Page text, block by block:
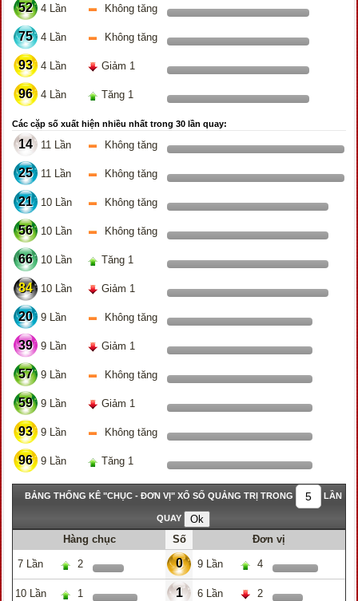
52 4 Lần Không tăng
75 4 Lần Không tăng
93 4 Lần Giảm 1
96 4 Lần Tăng 1
Các cặp số xuất hiện nhiều nhất trong 30 lần quay:
14 11 Lần Không tăng
25 11 Lần Không tăng
21 10 Lần Không tăng
56 10 Lần Không tăng
66 10 Lần Tăng 1
84 10 Lần Giảm 1
20 9 Lần Không tăng
39 9 Lần Giảm 1
57 9 Lần Không tăng
59 9 Lần Giảm 1
93 9 Lần Không tăng
96 9 Lần Tăng 1
BẢNG THỐNG KÊ "CHỤC - ĐƠN VỊ" XỔ SỐ QUẢNG TRỊ TRONG LẦN
QUAY
Hàng chục Số Đơn vị
7 Lần 2 0 9 Lần 4
10 Lần 1 1 6 Lần 2